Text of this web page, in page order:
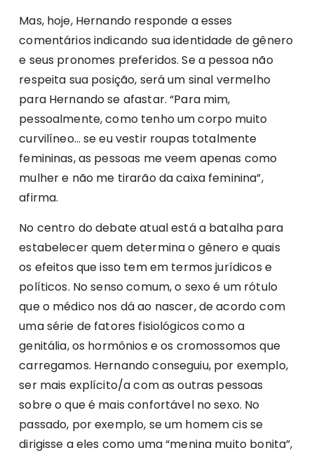
Mas, hoje, Hernando responde a esses
comentários indicando sua identidade de gênero
e seus pronomes preferidos. Se a pessoa não
respeita sua posição, será um sinal vermelho
para Hernando se afastar. “Para mim,
pessoalmente, como tenho um corpo muito
curvilíneo… se eu vestir roupas totalmente
femininas, as pessoas me veem apenas como
mulher e não me tirarão da caixa feminina”,
afirma.
No centro do debate atual está a batalha para
estabelecer quem determina o gênero e quais
os efeitos que isso tem em termos jurídicos e
políticos. No senso comum, o sexo é um rótulo
que o médico nos dá ao nascer, de acordo com
uma série de fatores fisiológicos como a
genitália, os hormônios e os cromossomos que
carregamos. Hernando conseguiu, por exemplo,
ser mais explícito/a com as outras pessoas
sobre o que é mais confortável no sexo. No
passado, por exemplo, se um homem cis se
dirigisse a eles como uma “menina muito bonita”,